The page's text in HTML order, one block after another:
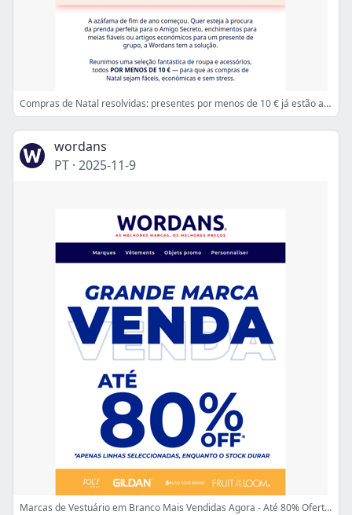
Compras de Natal resolvidas: presentes por menos de 10 € já estão aqui!
wordans
PT · 2025-11-9
Marcas de Vestuário em Branco Mais Vendidas Agora - Até 80% Oferta ⏰